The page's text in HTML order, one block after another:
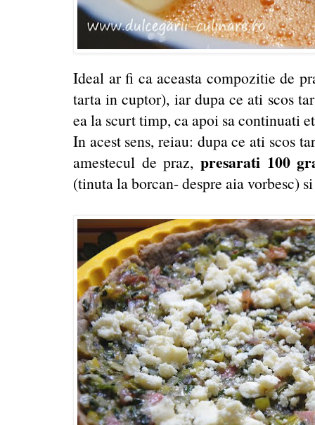
Ideal ar fi ca aceasta compozitie de
tarta in cuptor), iar dupa ce ati scos
ea la scurt timp, ca apoi sa continuati
In acest sens, reiau: dupa ce ati scos
amestecul de praz, presarati 100
(tinuta la borcan- despre aia vorbesc)